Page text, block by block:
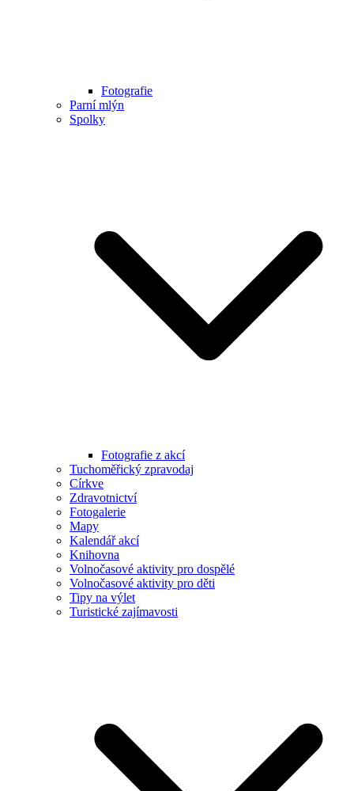
Fotografie
Parní mlýn
Spolky
Fotografie z akcí
Tuchoměřický zpravodaj
Církve
Zdravotnictví
Fotogalerie
Mapy
Kalendář akcí
Knihovna
Volnočasové aktivity pro dospělé
Volnočasové aktivity pro děti
Tipy na výlet
Turistické zajímavosti